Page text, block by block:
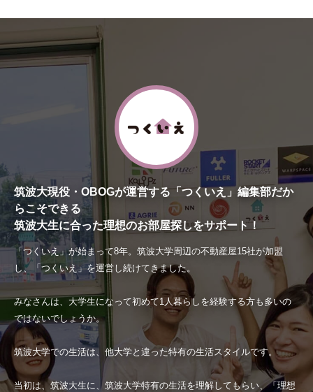
筑波大現役・OBOGが運営する「つくいえ」編集部だか
らこそできる
筑波大生に合った理想のお部屋探しをサポート！
「つくいえ」が始まって8年。筑波大学周辺の不動産屋15社が加盟
し、「つくいえ」を運営し続けてきました。
みなさんは、大学生になって初めて1人暮らしを経験する方も多いの
ではないでしょうか。
筑波大学での生活は、他大学と違った特有の生活スタイルです。
当初は、筑波大生に、筑波大学特有の生活を理解してもらい、「理想